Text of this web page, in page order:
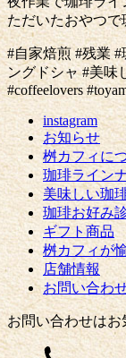
ただいたおやつ
#自家焙煎 #残業 #
ングドシャ #美味
#coffeelovers
instagram
お知らせ
桝カフィに
珈琲ライン
美味しい珈
珈琲お好み
ギフト商品
桝カフィが
店舗情報
お問い合わ
お問い合わせは